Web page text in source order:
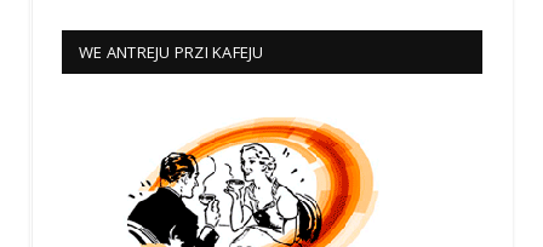
WE ANTREJU PRZI KAFEJU